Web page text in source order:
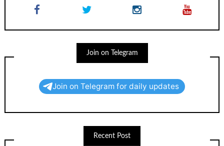
Join on Telegram
Join on Telegram for daily updates
Recent Post